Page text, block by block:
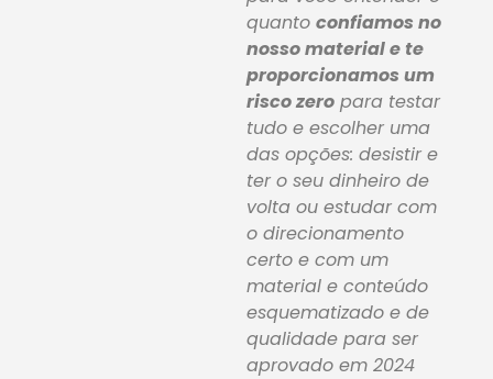
quanto confiamos no
nosso material e te
proporcionamos um
risco zero para testar
tudo e escolher uma
das opções: desistir e
ter o seu dinheiro de
volta ou estudar com
o direcionamento
certo e com um
material e conteúdo
esquematizado e de
qualidade para ser
aprovado em 2024